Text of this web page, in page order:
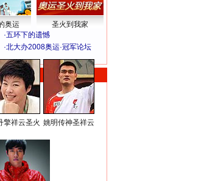
奥运
圣火到我家
·五环下的遗憾
·北大办2008奥运·冠军论坛
擎祥云圣火 姚明传神圣祥云